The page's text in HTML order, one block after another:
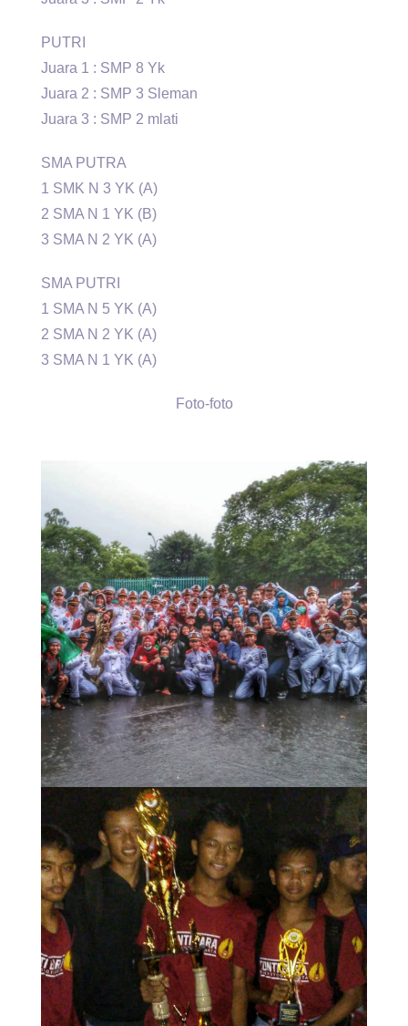
PUTRI
Juara 1 : SMP 8 Yk
Juara 2 : SMP 3 Sleman
Juara 3 : SMP 2 mlati
SMA PUTRA
1 SMK N 3 YK (A)
2 SMA N 1 YK (B)
3 SMA N 2 YK (A)
SMA PUTRI
1 SMA N 5 YK (A)
2 SMA N 2 YK (A)
3 SMA N 1 YK (A)
Foto-foto